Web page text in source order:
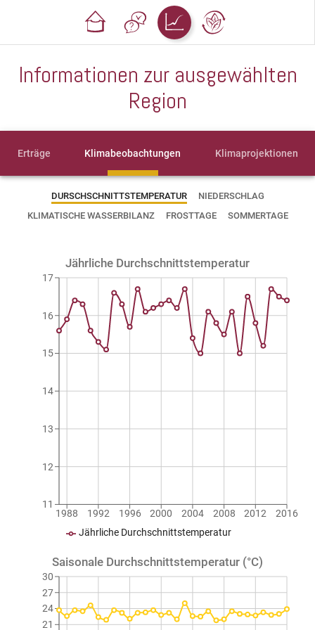
Informationen zur ausgewählten
Region
Erträge Klimabeobachtungen Klimaprojektionen
DURSCHSCHNITTSTEMPERATUR
NIEDERSCHLAG
KLIMATISCHE WASSERBILANZ
FROSTTAGE SOMMERTAGE
Jährliche Durchschnittstemperatur
1988 1992 1996 2000 2004 2008 2012 2016
11
12
13
14
15
16
17
Jährliche Durchschnittstemperatur
Saisonale Durchschnittstemperatur (°C)
21
24
27
30